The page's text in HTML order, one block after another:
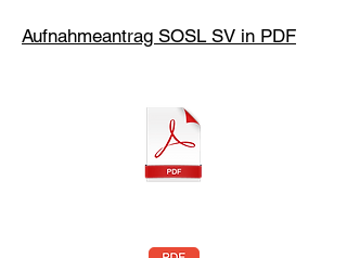
Aufnahmeantrag SOSL SV in PDF